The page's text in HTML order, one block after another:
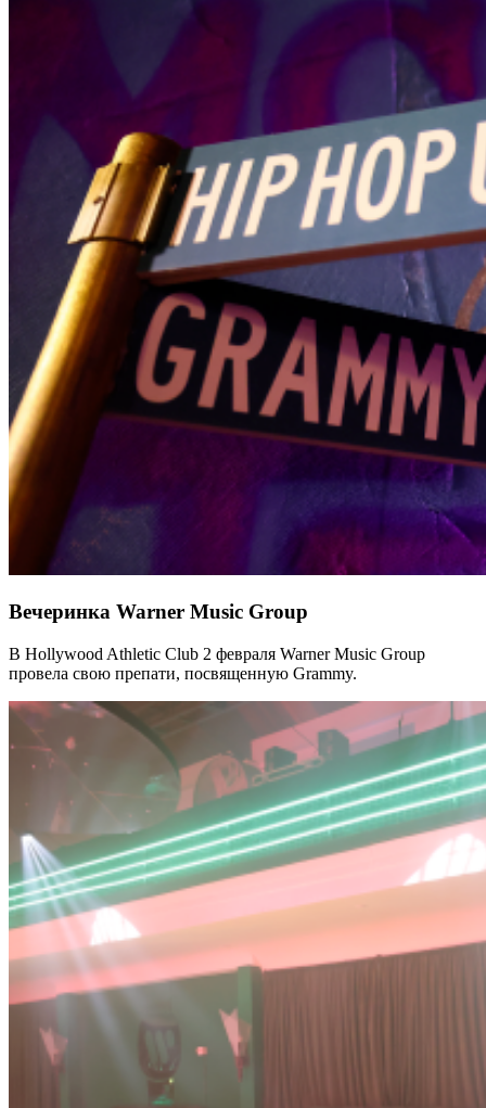
Вечеринка Warner Music Group
В Hollywood Athletic Club 2 февраля Warner Music Group
провела свою препати, посвященную Grammy.